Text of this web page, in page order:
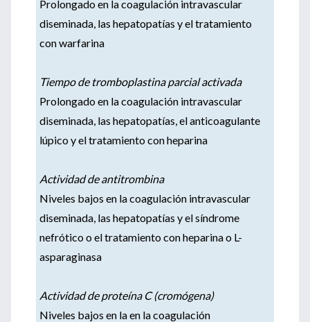
Prolongado en la coagulación intravascular
diseminada, las hepatopatías y el tratamiento
con warfarina
Tiempo de tromboplastina parcial activada
Prolongado en la coagulación intravascular
diseminada, las hepatopatías, el anticoagulante
lúpico y el tratamiento con heparina
Actividad de antitrombina
Niveles bajos en la coagulación intravascular
diseminada, las hepatopatías y el síndrome
nefrótico o el tratamiento con heparina o L-
asparaginasa
Actividad de proteína C (cromógena)
Niveles bajos en la en la coagulación